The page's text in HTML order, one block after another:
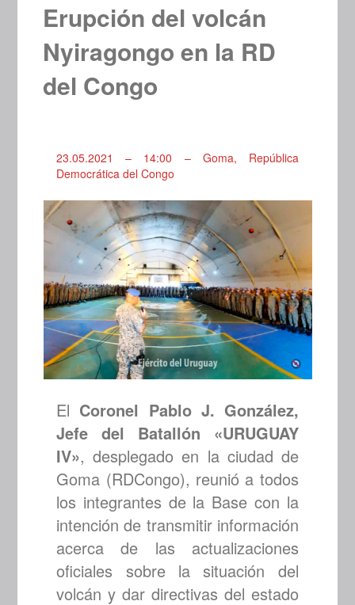
Erupción del volcán
Nyiragongo en la RD
del Congo
23.05.2021 – 14:00 – Goma, República
Democrática del Congo
El Coronel Pablo J. González,
Jefe del Batallón «URUGUAY
IV», desplegado en la ciudad de
Goma (RDCongo), reunió a todos
los integrantes de la Base con la
intención de transmitir información
acerca de las actualizaciones
oficiales sobre la situación del
volcán y dar directivas del estado